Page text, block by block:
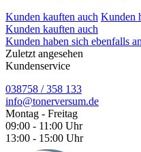
Kunden kauften auch Kunden
Kunden kauften auch
Kunden haben sich ebenfalls
Zuletzt angesehen
Kundenservice
038758 / 358 133
info@tonerversum.de
Montag - Freitag
09:00 - 11:00 Uhr
13:00 - 15:00 Uhr